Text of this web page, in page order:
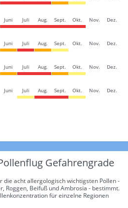
Juni Juli Aug. Sept. Okt. Nov. Dez.
Juni Juli Aug. Sept. Okt. Nov. Dez.
Juni Juli Aug. Sept. Okt. Nov. Dez.
Juni Juli Aug. Sept. Okt. Nov. Dez.
Gefahrengrade
die acht allergologisch wichtigsten Pollen -
Roggen, Beifuß und Ambrosia - bestimmt.
für einzelne Regionen